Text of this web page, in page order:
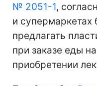
№ 2051-1,
и супермаркетах
предлагать
при заказе еды
приобретении